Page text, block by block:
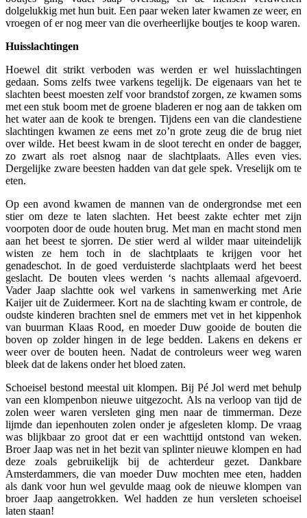
dolgelukkig met hun buit. Een paar weken later kwamen ze weer, en
vroegen of er nog meer van die overheerlijke boutjes te koop waren.
Huisslachtingen
Hoewel dit strikt verboden was werden er wel huisslachtingen
gedaan. Soms zelfs twee varkens tegelijk. De eigenaars van het te
slachten beest moesten zelf voor brandstof zorgen, ze kwamen soms
met een stuk boom met de groene bladeren er nog aan de takken om
het water aan de kook te brengen. Tijdens een van die clandestiene
slachtingen kwamen ze eens met zo’n grote zeug die de brug niet
over wilde. Het beest kwam in de sloot terecht en onder de bagger,
zo zwart als roet alsnog naar de slachtplaats. Alles even vies.
Dergelijke zware beesten hadden van dat gele spek. Vreselijk om te
eten.
Op een avond kwamen de mannen van de ondergrondse met een
stier om deze te laten slachten. Het beest zakte echter met zijn
voorpoten door de oude houten brug. Met man en macht stond men
aan het beest te sjorren. De stier werd al wilder maar uiteindelijk
wisten ze hem toch in de slachtplaats te krijgen voor het
genadeschot. In de goed verduisterde slachtplaats werd het beest
geslacht. De bouten vlees werden ‘s nachts allemaal afgevoerd.
Vader Jaap slachtte ook wel varkens in samenwerking met Arie
Kaijer uit de Zuidermeer. Kort na de slachting kwam er controle, de
oudste kinderen brachten snel de emmers met vet in het kippenhok
van buurman Klaas Rood, en moeder Duw gooide de bouten die
boven op zolder hingen in de lege bedden. Lakens en dekens er
weer over de bouten heen. Nadat de controleurs weer weg waren
bleek dat de lakens onder het bloed zaten.
Schoeisel bestond meestal uit klompen. Bij Pé Jol werd met behulp
van een klompenbon nieuwe uitgezocht. Als na verloop van tijd de
zolen weer waren versleten ging men naar de timmerman. Deze
lijmde dan iepenhouten zolen onder je afgesleten klomp. De vraag
was blijkbaar zo groot dat er een wachttijd ontstond van weken.
Broer Jaap was net in het bezit van splinter nieuwe klompen en had
deze zoals gebruikelijk bij de achterdeur gezet. Dankbare
Amsterdammers, die van moeder Duw mochten mee eten, hadden
als dank voor hun wel gevulde maag ook de nieuwe klompen van
broer Jaap aangetrokken. Wel hadden ze hun versleten schoeisel
laten staan!